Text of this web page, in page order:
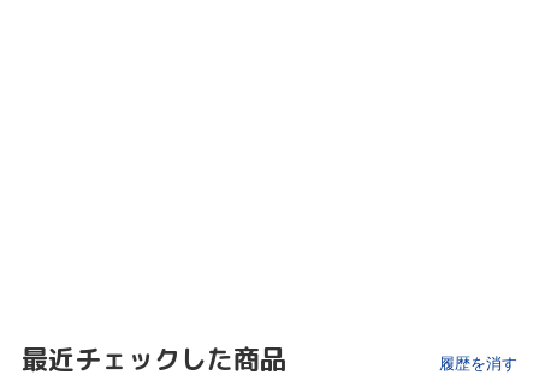
最近チェックした商品 履歴を消す